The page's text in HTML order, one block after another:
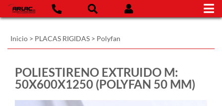
Inicio > PLACAS RIGIDAS > Polyfan
POLIESTIRENO EXTRUIDO M:
50X600X1250 (POLYFAN 50 MM)